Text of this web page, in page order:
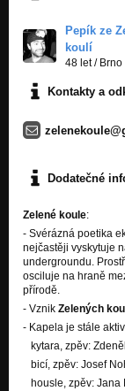
Nezařazeno
Stromy, brouci
Nezařazeno
Nezařazeno
KOLO MÁM A
Nezařazeno
HEJ, MACHO!
Nezařazeno
V HOVÍNKU
SOUMRAK
Nezařazeno
Pepík ze
koulí
48 let/ Brno
Kontakty a
Dodatečné
Zelené koule:
- Svérázná poetika
nejčastěji vyskytuje
undergroundu.
osciluje na hraně
přírodě.
- Vznik Zelených
- Kapela je stále
kytara, zpěv:
bicí, zpěv: Josef
housle, zpěv: Jana